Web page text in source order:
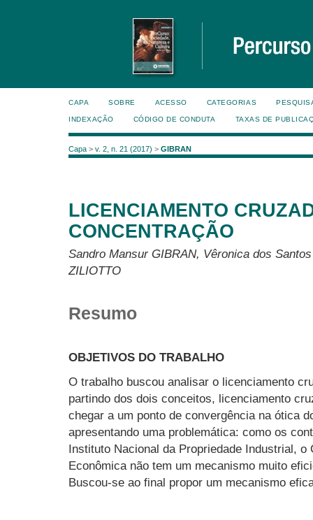
CAPA SOBRE ACESSO CATEGORIAS
INDEXAÇÃO CÓDIGO DE CONDUTA TAXAS DE
Capa > v. 2, n. 21 (2017) > GIBRAN
LICENCIAMENTO
CONCENTRAÇÃO
Sandro Mansur GIBRAN, Vêronica dos
ZILIOTTO
Resumo
OBJETIVOS DO TRABALHO
O trabalho buscou analisar o licenciamento
partindo dos dois conceitos, licenciamento
chegar a um ponto de convergência na ótica
apresentando uma problemática: como os
Instituto Nacional da Propriedade Industrial,
Econômica não tem um mecanismo muito
Buscou-se ao final propor um mecanismo